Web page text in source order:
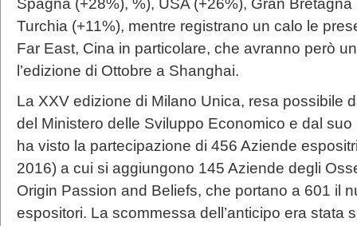
Spagna (+28%), %), USA (+26%), Gran
Turchia (+11%), mentre registrano un calo le
Far East, Cina in particolare, che avranno però
l’edizione di Ottobre a Shanghai.
La XXV edizione di Milano Unica, resa possibile
del Ministero delle Sviluppo Economico e dal
ha visto la partecipazione di 456 Aziende
2016) a cui si aggiungono 145 Aziende degli
Origin Passion and Beliefs, che portano a 601 il
espositori. La scommessa dell’anticipo era stata